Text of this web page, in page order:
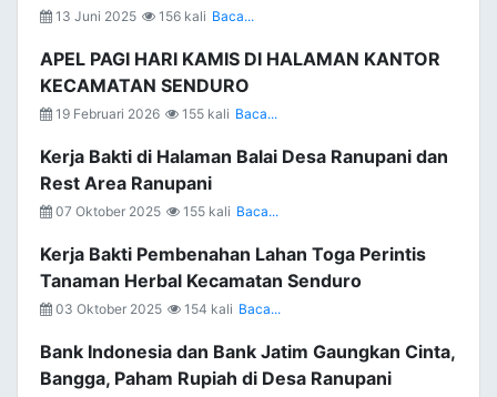
13 Juni 2025 156 kali Baca...
APEL PAGI HARI KAMIS DI HALAMAN KANTOR
KECAMATAN SENDURO
19 Februari 2026 155 kali Baca...
Kerja Bakti di Halaman Balai Desa Ranupani dan
Rest Area Ranupani
07 Oktober 2025 155 kali Baca...
Kerja Bakti Pembenahan Lahan Toga Perintis
Tanaman Herbal Kecamatan Senduro
03 Oktober 2025 154 kali Baca...
Bank Indonesia dan Bank Jatim Gaungkan Cinta,
Bangga, Paham Rupiah di Desa Ranupani